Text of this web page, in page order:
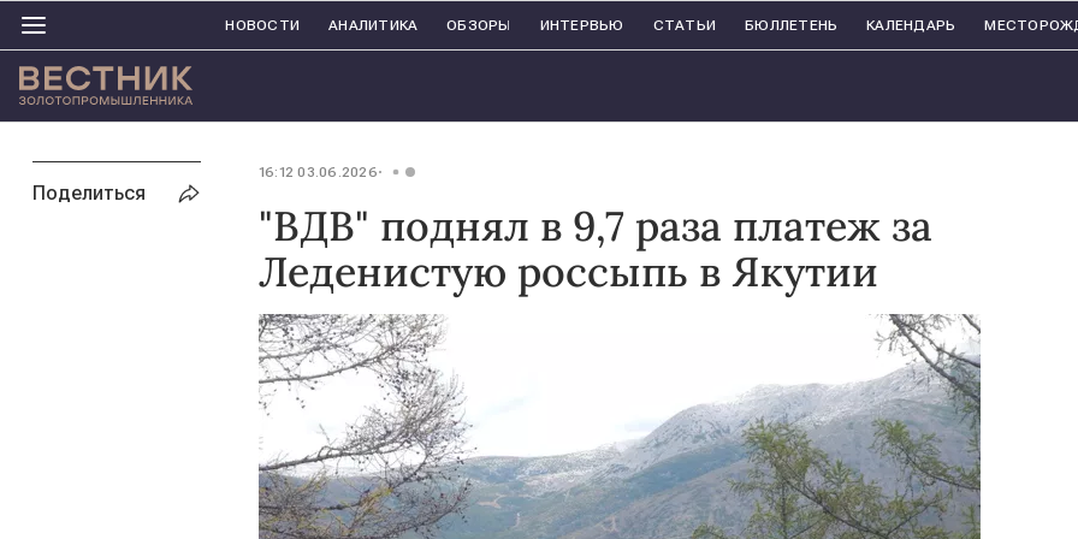
НОВОСТИ АНАЛИТИКА ОБЗОРЫ ИНТЕРВЬЮ СТАТЬИ БЮЛЛЕТЕНЬ КАЛЕНДАРЬ
16:12 03.06.2026
"ВДВ" поднял в 9,7 раза платеж за
Леденистую россыпь в Якутии
Поделиться